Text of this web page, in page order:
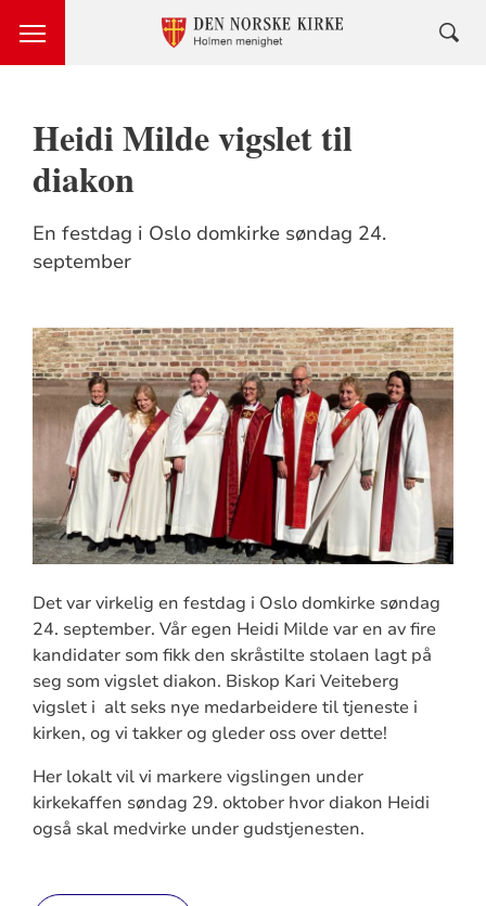
Heidi Milde vigslet til
diakon
En festdag i Oslo domkirke søndag 24.
september
Det var virkelig en festdag i Oslo domkirke søndag
24. september. Vår egen Heidi Milde var en av fire
kandidater som fikk den skråstilte stolaen lagt på
seg som vigslet diakon. Biskop Kari Veiteberg
vigslet i alt seks nye medarbeidere til tjeneste i
kirken, og vi takker og gleder oss over dette!
Her lokalt vil vi markere vigslingen under
kirkekaffen søndag 29. oktober hvor diakon Heidi
også skal medvirke under gudstjenesten.